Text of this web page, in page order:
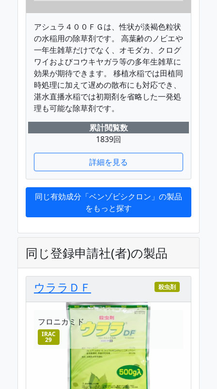
アシュラ４００ＦＧは、性状が淡褐色粒状
の水稲用の除草剤です。 高葉齢のノビエや
一年生雑草だけでなく、オモダカ、クログ
ワイおよびコウキヤガラ等の多年生雑草に
効果が期待できます。 移植水稲では田植同
時処理に加えて遅めの散布にも対応でき、
湛水直播水稲では初期剤を省略した一発処
理も可能な除草剤です。
累計閲覧数
1839回
詳細を見る
同じ有効成分「ベンゾビシクロン」の製品
をもっと探す
同じ登録申請社(者)の製品
ウララＤＦ 殺虫剤
フロニカミド
IRAC
29